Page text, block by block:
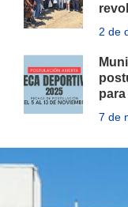
2 de
7 de